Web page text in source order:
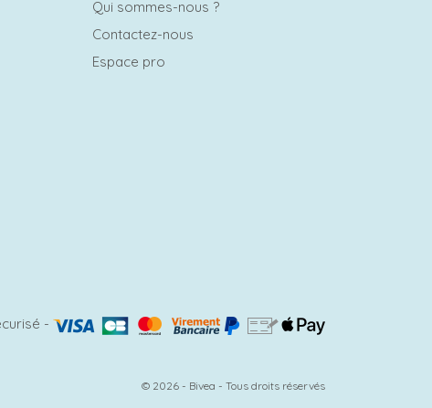
Qui sommes-nous ?
Contactez-nous
Espace pro
-
© 2026 - Bivea - Tous droits réservés